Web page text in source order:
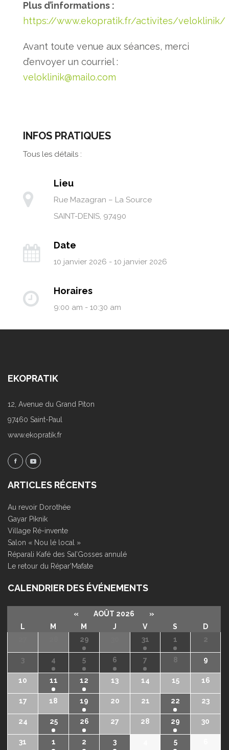
Plus d’informations :
https://www.ekopratik.fr/activites/veloklinik/
Avant toute venue aux séances, merci
d’envoyer un courriel :
veloklinik@mailo.com
INFOS PRATIQUES
Tous les détails :
Lieu
Rue Mazagran – La Source
SAINT-DENIS, 97490
Date
10 janvier 2026 - 10 janvier 2026
Horaires
9:00 am - 10:30 am
EKOPRATIK
12, Avenue du Grand Piton
97460 Saint-Paul
www.ekopratik.fr
ARTICLES RÉCENTS
Au revoir Dorothée
Gayar Piknik
Village Ré-invente
Salon « Nou lé local »
Réparali Kafé des Sal’Gosses annulé
Le retour du Répar’Mafate
CALENDRIER DES ÉVÉNEMENTS
« AOÛT 2026
»
L
M M J V S
D
29 31 1 2
3 4 5 6 7 8 9
10 11 12 13 14 15 16
17 18 19 20 21 22 23
24 25 26 27 28 29 30
31 1 2 3 5